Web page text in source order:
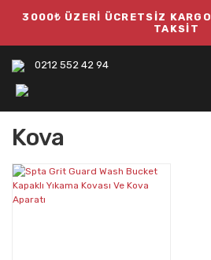
3000₺ ÜZERİ ÜCRETSİZ KARGO
TAKSİT
0212 552 42 94
Kova